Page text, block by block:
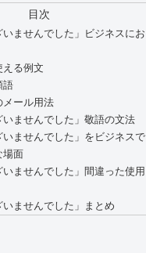
目次
いませんでした」ビジネスにお
える例文
語
メール用法
いませんでした」敬語の文法
いませんでした」をビジネスで
場面
いませんでした」間違った使用
いませんでした」まとめ